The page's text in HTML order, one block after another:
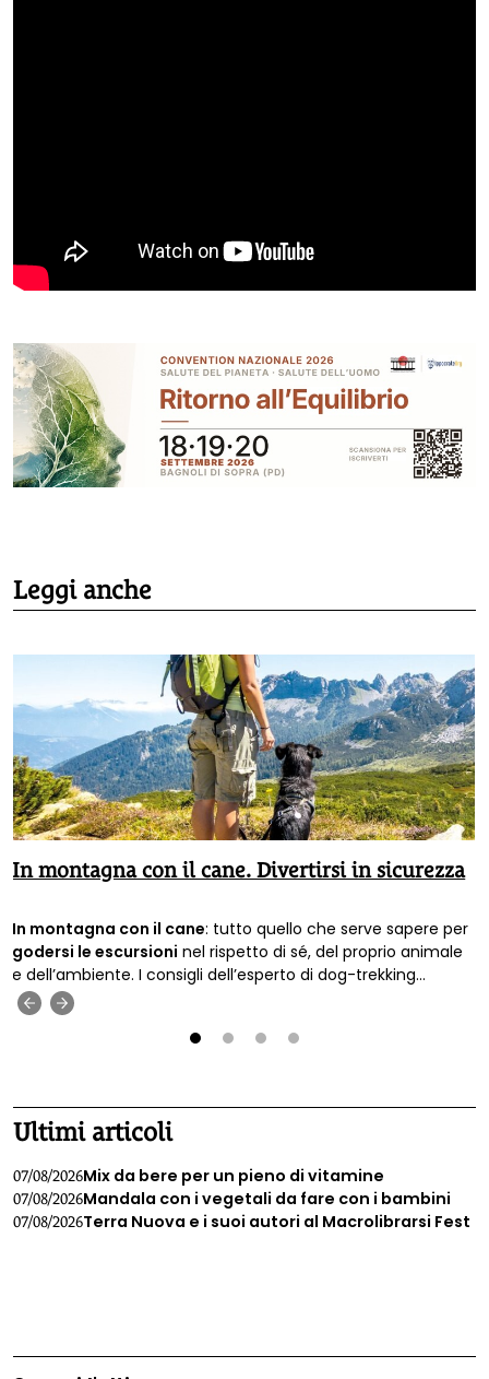
Leggi anche
In montagna con il cane. Divertirsi in sicurezza
In montagna con il cane: tutto quello che serve sapere per
godersi le escursioni nel rispetto di sé, del proprio animale
e dell’ambiente. I consigli dell’esperto di dog-trekking
Francesco Scagliotti.
Ultimi articoli
07/08/2026Mix da bere per un pieno di vitamine
07/08/2026Mandala con i vegetali da fare con i bambini
07/08/2026Terra Nuova e i suoi autori al Macrolibrarsi Fest